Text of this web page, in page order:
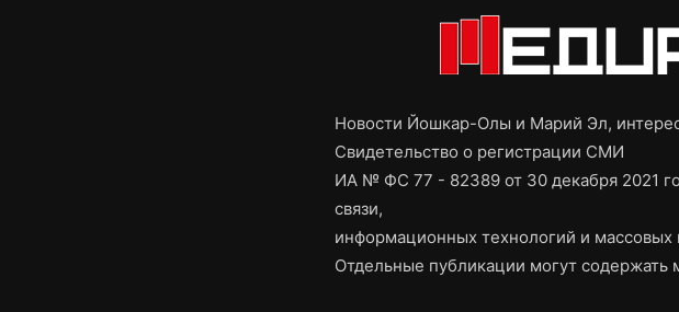
Новости Йошкар-Олы и Марий Эл,
Свидетельство о регистрации СМИ
ИА № ФС 77 - 82389 от 30 декабря 2021
связи,
информационных технологий и
Отдельные публикации могут содержать